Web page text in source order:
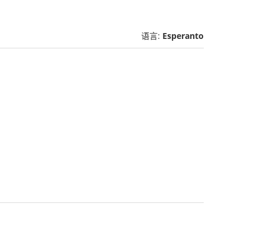
语言: Esperanto